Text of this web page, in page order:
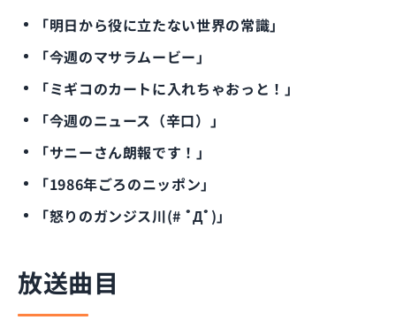
「明日から役に立たない世界の常識」
「今週のマサラムービー」
「ミギコのカートに入れちゃおっと！」
「今週のニュース（辛口）」
「サニーさん朗報です！」
「1986年ごろのニッポン」
「怒りのガンジス川(# ﾟДﾟ)」
放送曲目